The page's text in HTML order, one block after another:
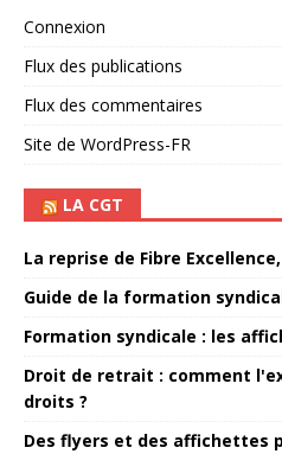
Connexion
Flux des publications
Flux des commentaires
Site de WordPress-FR
LA CGT
La reprise de Fibre
Guide de la formation
Formation syndicale : les
Droit de retrait : comment
droits ?
Des flyers et des affichettes